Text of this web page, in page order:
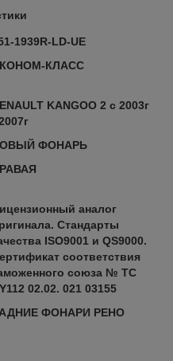
1939R-LD-UE
КЛАСС
KANGOO 2 с 2003г
ФОНАРЬ
аналог
Стандарты
ISO9001 и QS9000.
соответствия
союза № ТС
02.02. 021 03155
ФОНАРИ РЕНО